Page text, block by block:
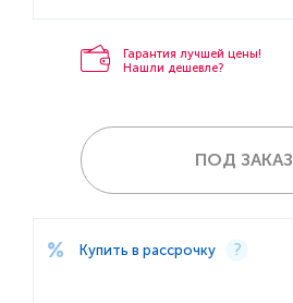
Гарантия лучшей цены!
Нашли дешевле?
ПОД ЗАКАЗ
Купить в рассрочку